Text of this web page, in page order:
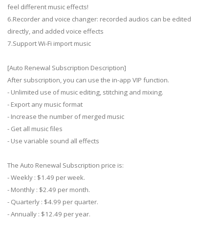
feel different music effects!
6.Recorder and voice changer: recorded audios can be edited
directly, and added voice effects
7.Support Wi-Fi import music
[Auto Renewal Subscription Description]
After subscription, you can use the in-app VIP function.
- Unlimited use of music editing, stitching and mixing.
- Export any music format
- Increase the number of merged music
- Get all music files
- Use variable sound all effects
The Auto Renewal Subscription price is:
- Weekly : $1.49 per week.
- Monthly : $2.49 per month.
- Quarterly : $4.99 per quarter.
- Annually : $12.49 per year.